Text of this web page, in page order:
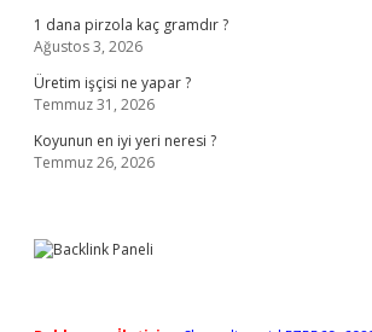
1 dana pirzola kaç gramdır ?
Ağustos 3, 2026
Üretim işçisi ne yapar ?
Temmuz 31, 2026
Koyunun en iyi yeri neresi ?
Temmuz 26, 2026